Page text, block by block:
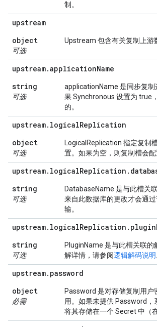
制。
upstream
object
可选
Upstream 包含有关复制上游
upstream.applicationName
string
可选
applicationName 是同步复制
果 Synchronous 设置为 true
的。
upstream. logicalReplication
object
可选
LogicalReplication 指定复制
置。如果为空，则复制槽会配
upstream. logicalReplication .
string
可选
DatabaseName 是与此槽关
来自此数据库的更改才会通
输。
upstream. logicalReplication . plugin
string
可选
PluginName 是与此槽关联的
解详情，请参阅逻辑解码说明
upstream. password
object
必需
Password 是对存储复制用户
用。如果未提供 Password，
将其存储在一个 Secret 中（